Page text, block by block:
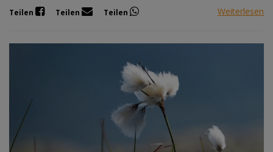
Teilen Teilen Teilen Weiterlesen